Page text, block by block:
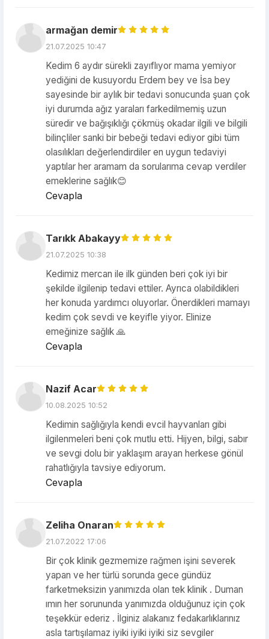
armağan demir
21.07.2025 10:47
Kedim 6 aydır sürekli zayıflıyor mama yemiyor
yediğini de kusuyordu Erdem bey ve İsa bey
sayesinde bir aylık bir tedavi sonucunda şuan çok
iyi durumda ağız yaraları farkedilmemiş uzun
süredir ve bağışıklığı çökmüş okadar ilgili ve bilgili
bilinçliler sanki bir bebeği tedavi ediyor gibi tüm
olasılıkları değerlendirdiler en uygun tedaviyi
yaptılar her aramam da sorularıma cevap verdiler
emeklerine sağlık😊
Cevapla
Tarıkk Abakayy
21.07.2025 10:38
Kedimiz mercan ile ilk günden beri çok iyi bir
şekilde ilgilenip tedavi ettiler. Ayrıca olabildikleri
her konuda yardımcı oluyorlar. Önerdikleri mamayı
kedim çok sevdi ve keyifle yiyor. Elinize
emeğinize sağlık 🙏
Cevapla
Nazif Acar
10.08.2025 10:52
Kedimin sağlığıyla kendi evcil hayvanları gibi
ilgilenmeleri beni çok mutlu etti. Hijyen, bilgi, sabır
ve sevgi dolu bir yaklaşım arayan herkese gönül
rahatlığıyla tavsiye ediyorum.
Cevapla
Zeliha Onaran
21.07.2022 17:06
Bir çok klinik gezmemize rağmen işini severek
yapan ve her türlü sorunda gece gündüz
farketmeksizin yanımızda olan tek klinik . Duman
ımın her sorununda yanımızda olduğunuz için çok
teşekkür ederiz . İlginiz alakanız fedakarlıklarınız
asla tartışılamaz iyiki iyiki iyiki siz sevgiler